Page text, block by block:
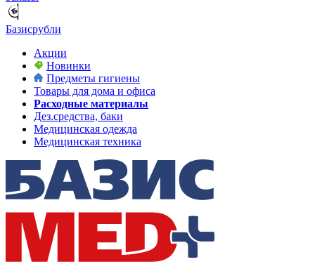
Базисрубли
Акции
Новинки
Предметы гигиены
Товары для дома и офиса
Расходные материалы
Дез.средства, баки
Медицинская одежда
Медицинская техника